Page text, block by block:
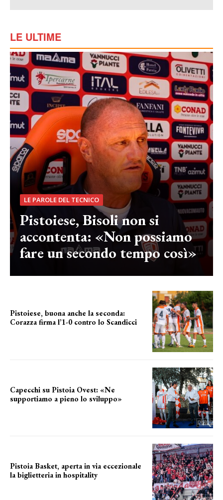
LE ULTIME
LE PAROLE DEL TECNICO
Pistoiese, Bisoli non si
accontenta: «Non possiamo
fare un secondo tempo così»
Pistoiese, buona anche la seconda:
Corazza firma l’1-0 contro lo Scandicci
Capecchi su Pistoia Ovest: «Ne
supportiamo a pieno lo sviluppo»
Pistoia Basket, aperta in via eccezionale
la biglietteria in hospitality